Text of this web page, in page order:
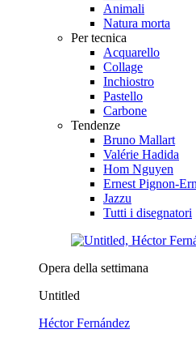
Animali
Natura morta
Per tecnica
Acquarello
Collage
Inchiostro
Pastello
Carbone
Tendenze
Bruno Mallart
Valérie Hadida
Hom Nguyen
Ernest Pignon-
Jazzu
Tutti i disegnatori
Opera della settimana
Untitled
Héctor Fernández